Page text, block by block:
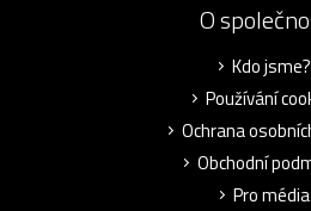
O
Kdo jsme?
Používání
Ochrana
Obchodní
Pro média